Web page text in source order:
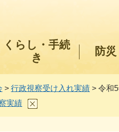
くらし・手続
き
防
> 行政視察受け入れ実績 > 令和
実績